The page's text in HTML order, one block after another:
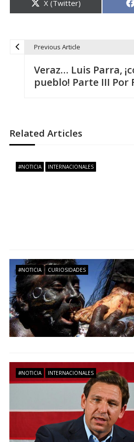
Compartir
en
X (Twitter)
e
g
ó
n
d
e
n
t
Previous Article
Veraz… Luis Parra,
pueblo! Parte III Por
Related Articles
#NOTICIA INTERNACIONALES
#NOTICIA CURIOSIDADES
#NOTICIA INTERNACIONALES